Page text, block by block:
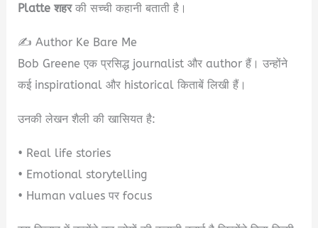
Platte शहरकी सच्ची कहानी बताती है।
✍️ Author Ke Bare Me
Bob Greene एक प्रसिद्ध journalist और author हैं। उन्होंने
कई inspirational और historical किताबें लिखी हैं।
उनकी लेखन शैली की खासियत है:
• Real life stories
• Emotional storytelling
• Human values पर focus